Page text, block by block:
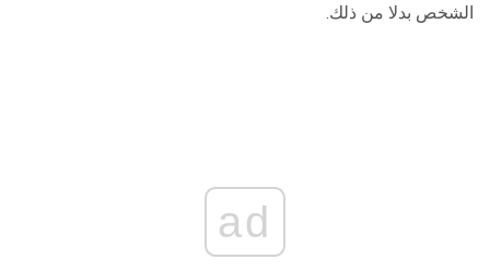
الشخص بدلا من ذلك.
ad